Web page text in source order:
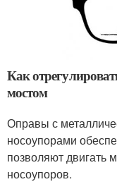
Как
мостом
Оправы с
носоупорами
позволяют двигать
носоупоров.